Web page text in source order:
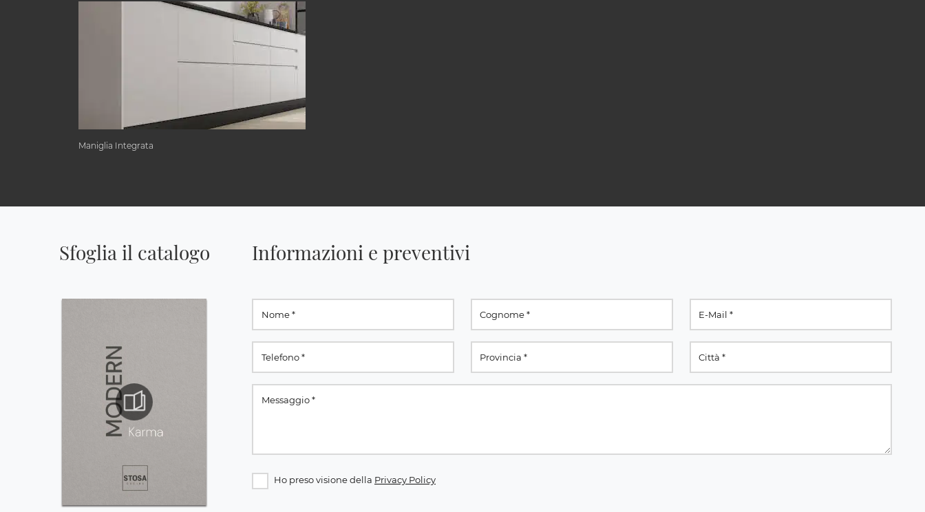
Maniglia Integrata
Sfoglia il catalogo Informazioni e preventivi
Ho preso visione della Privacy Policy